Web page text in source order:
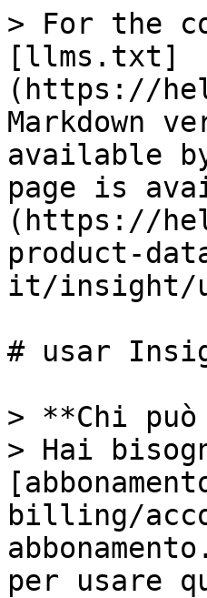
> For the
[llms.txt]
(https://
Markdown
available
page is
(https://
product-
it/insight/
# usar
> **Chi
> Hai
billing/
per usare